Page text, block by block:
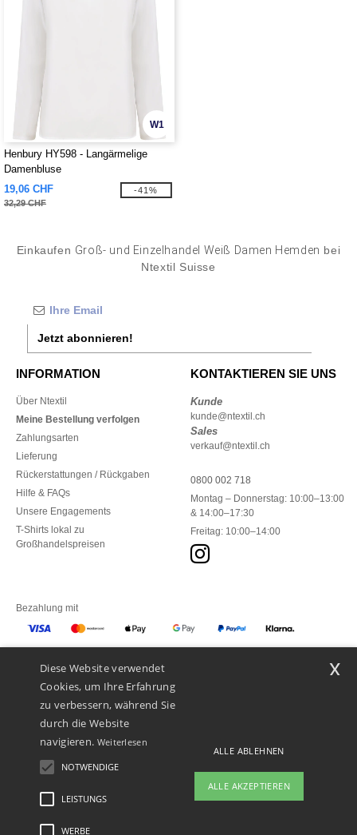
W1
Henbury HY598 - Langärmelige
Damenbluse
19,06 CHF
32,29 CHF
-41%
Einkaufen Groß- und Einzelhandel Weiß Damen Hemden bei
Ntextil Suisse
Jetzt abonnieren!
INFORMATION
Über Ntextil
Meine Bestellung verfolgen
Zahlungsarten
Lieferung
Rückerstattungen / Rückgaben
Hilfe & FAQs
Unsere Engagements
T-Shirts lokal zu
Großhandelspreisen
KONTAKTIEREN SIE UNS
Kunde
kunde@ntextil.ch
Sales
verkauf@ntextil.ch
0800 002 718
Montag – Donnerstag: 10:00–13:00
& 14:00–17:30
Freitag: 10:00–14:00
Bezahlung mit
Unsere Paketzusteller
Rechtliche Hinweise
Diese Website verwendet
Cookies, um Ihre Erfahrung
zu verbessern, während Sie
durch die Website
navigieren. Weiterlesen
NOTWENDIGE
LEISTUNGS
WERBE
ALLE ABLEHNEN
ALLE AKZEPTIEREN
x